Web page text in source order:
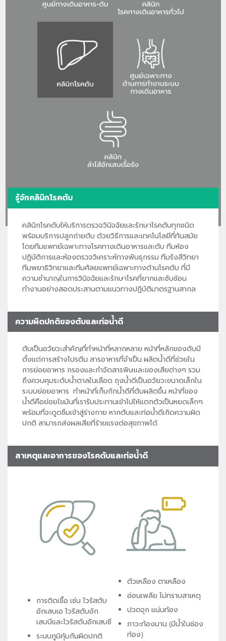
รู้จักคลินิกโรคตับ
คลินิกโรคตับให้บริการตรวจวินิจฉัยและรักษาโรคตับทุกชนิด
พร้อมบริการปลูกถ่ายตับ ด้วยวิธีการและเทคโนโลยีที่ทันสมัย
โดยทีมแพทย์เฉพาะทางโรคทางเดินอาหารและตับ ทีมห้อง
ปฏิบัติการและห้องตรวจวิเคราะห์ทางพันธุกรรม ทีมรังสีวิทยา
ทีมพยาธิวิทยาและทีมศัลยแพทย์เฉพาะทางด้านโรคตับ ที่มี
ความชำนาญในการวินิจฉัยและรักษาโรคที่ยากและซับซ้อน
ทำงานอย่างสอดประสานตามแนวทางปฏิบัติมาตรฐานสากล
ความผิดปกติของตับและท่อน้ำดี
ตับเป็นอวัยวะสำคัญที่ทำหน้าที่หลากหลาย หน้าที่หลักของตับมี
ตั้งแต่การสร้างโปรตีน สารอาหารที่จำเป็น ผลิตน้ำดีที่ช่วยใน
การย่อยอาหาร กรองและกำจัดสารพิษและของเสียต่างๆ รวม
ถึงควบคุมระดับน้ำตาลในเลือด ถุงน้ำดีเป็นอวัยวะขนาดเล็กใน
ระบบย่อยอาหาร ทำหน้าที่เก็บกักน้ำดีที่ตับผลิตขึ้น หน้าที่ของ
น้ำดีคือย่อยไขมันที่เรารับประทานเข้าไปให้แตกตัวเป็นหยดเล็กๆ
พร้อมที่จะดูดซึมเข้าสู่ร่างกาย หากตับและท่อน้ำดีเกิดความผิด
ปกติ สามารถส่งผลเสียที่ร้ายแรงต่อสุขภาพได้
สาเหตุและอาการของโรคตับและท่อน้ำดี
การติดเชื้อ เช่น ไวรัสตับ
อักเสบเอ ไวรัสตับอัก
เสบบีและไวรัสตับอักเสบซี
ระบบภูมิคุ้มกันผิดปกติ
ตัวเหลือง ตาเหลือง
อ่อนเพลีย ไม่ทราบสาเหตุ
ปวดจุก แน่นท้อง
ภาวะท้องมาน (มีน้ำในช่อง
ท้อง)